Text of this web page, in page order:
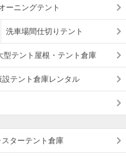
ーニングテント
洗車場間仕切りテント
型テント屋根・テント倉庫
設テント倉庫レンタル
スターテント倉庫